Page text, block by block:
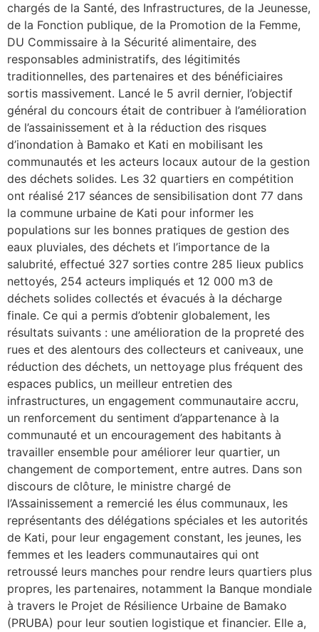
chargés de la Santé, des Infrastructures, de la Jeunesse,
de la Fonction publique, de la Promotion de la Femme,
DU Commissaire à la Sécurité alimentaire, des
responsables administratifs, des légitimités
traditionnelles, des partenaires et des bénéficiaires
sortis massivement. Lancé le 5 avril dernier, l’objectif
général du concours était de contribuer à l’amélioration
de l’assainissement et à la réduction des risques
d’inondation à Bamako et Kati en mobilisant les
communautés et les acteurs locaux autour de la gestion
des déchets solides. Les 32 quartiers en compétition
ont réalisé 217 séances de sensibilisation dont 77 dans
la commune urbaine de Kati pour informer les
populations sur les bonnes pratiques de gestion des
eaux pluviales, des déchets et l’importance de la
salubrité, effectué 327 sorties contre 285 lieux publics
nettoyés, 254 acteurs impliqués et 12 000 m3 de
déchets solides collectés et évacués à la décharge
finale. Ce qui a permis d’obtenir globalement, les
résultats suivants : une amélioration de la propreté des
rues et des alentours des collecteurs et caniveaux, une
réduction des déchets, un nettoyage plus fréquent des
espaces publics, un meilleur entretien des
infrastructures, un engagement communautaire accru,
un renforcement du sentiment d’appartenance à la
communauté et un encouragement des habitants à
travailler ensemble pour améliorer leur quartier, un
changement de comportement, entre autres. Dans son
discours de clôture, le ministre chargé de
l’Assainissement a remercié les élus communaux, les
représentants des délégations spéciales et les autorités
de Kati, pour leur engagement constant, les jeunes, les
femmes et les leaders communautaires qui ont
retroussé leurs manches pour rendre leurs quartiers plus
propres, les partenaires, notamment la Banque mondiale
à travers le Projet de Résilience Urbaine de Bamako
(PRUBA) pour leur soutien logistique et financier. Elle a,